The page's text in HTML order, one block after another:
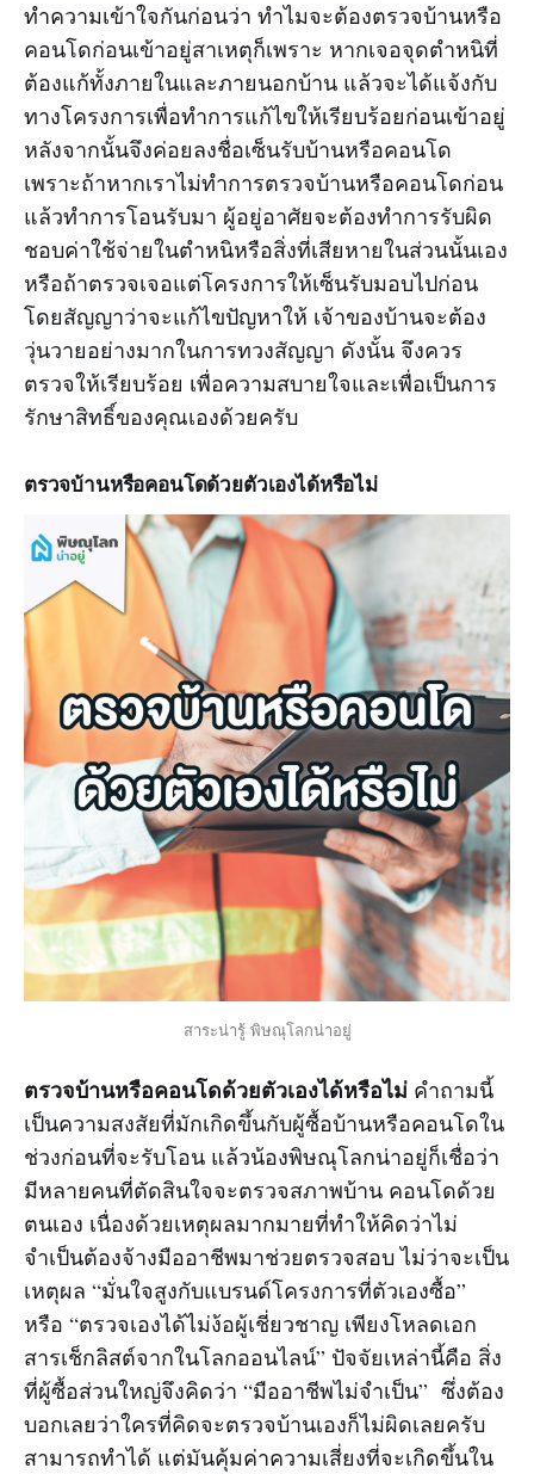
ทำความเข้าใจกันก่อนว่า ทำไมจะต้องตรวจบ้านหรือ
คอนโดก่อนเข้าอยู่สาเหตุก็เพราะ หากเจอจุดตำหนิที่
ต้องแก้ทั้งภายในและภายนอกบ้าน แล้วจะได้แจ้งกับ
ทางโครงการเพื่อทำการแก้ไขให้เรียบร้อยก่อนเข้าอยู่
หลังจากนั้นจึงค่อยลงชื่อเซ็นรับบ้านหรือคอนโด
เพราะถ้าหากเราไม่ทำการตรวจบ้านหรือคอนโดก่อน
แล้วทำการโอนรับมา ผู้อยู่อาศัยจะต้องทำการรับผิด
ชอบค่าใช้จ่ายในตำหนิหรือสิ่งที่เสียหายในส่วนนั้นเอง
หรือถ้าตรวจเจอแต่โครงการให้เซ็นรับมอบไปก่อน
โดยสัญญาว่าจะแก้ไขปัญหาให้ เจ้าของบ้านจะต้อง
วุ่นวายอย่างมากในการทวงสัญญา ดังนั้น จึงควร
ตรวจให้เรียบร้อย เพื่อความสบายใจและเพื่อเป็นการ
รักษาสิทธิ์ของคุณเองด้วยครับ
ตรวจบ้านหรือคอนโดด้วยตัวเองได้หรือไม่
สาระน่ารู้ พิษณุโลกน่าอยู่
ตรวจบ้านหรือคอนโดด้วยตัวเองได้หรือไม่ คำถามนี้
เป็นความสงสัยที่มักเกิดขึ้นกับผู้ซื้อบ้านหรือคอนโดใน
ช่วงก่อนที่จะรับโอน แล้วน้องพิษณุโลกน่าอยู่ก็เชื่อว่า
มีหลายคนที่ตัดสินใจจะตรวจสภาพบ้าน คอนโดด้วย
ตนเอง เนื่องด้วยเหตุผลมากมายที่ทำให้คิดว่าไม่
จำเป็นต้องจ้างมืออาชีพมาช่วยตรวจสอบ ไม่ว่าจะเป็น
เหตุผล “มั่นใจสูงกับแบรนด์โครงการที่ตัวเองซื้อ”
หรือ “ตรวจเองได้ไม่ง้อผู้เชี่ยวชาญ เพียงโหลดเอก
สารเช็กลิสต์จากในโลกออนไลน์” ปัจจัยเหล่านี้คือ สิ่ง
ที่ผู้ซื้อส่วนใหญ่จึงคิดว่า “มืออาชีพไม่จำเป็น” ซึ่งต้อง
บอกเลยว่าใครที่คิดจะตรวจบ้านเองก็ไม่ผิดเลยครับ
สามารถทำได้ แต่มันคุ้มค่าความเสี่ยงที่จะเกิดขึ้นใน